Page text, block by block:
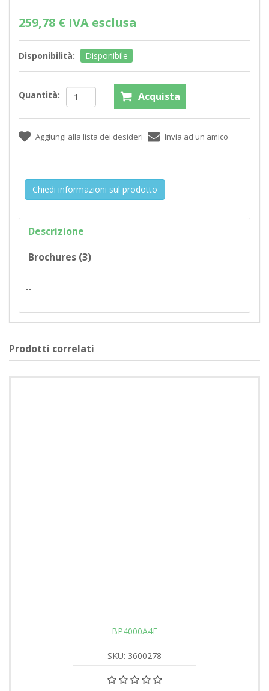
259,78 € IVA esclusa
Disponibilità: Disponibile
Quantità:
Chiedi informazioni sul prodotto
Descrizione
Brochures (3)
--
Prodotti correlati
BP4000A4F
SKU: 3600278